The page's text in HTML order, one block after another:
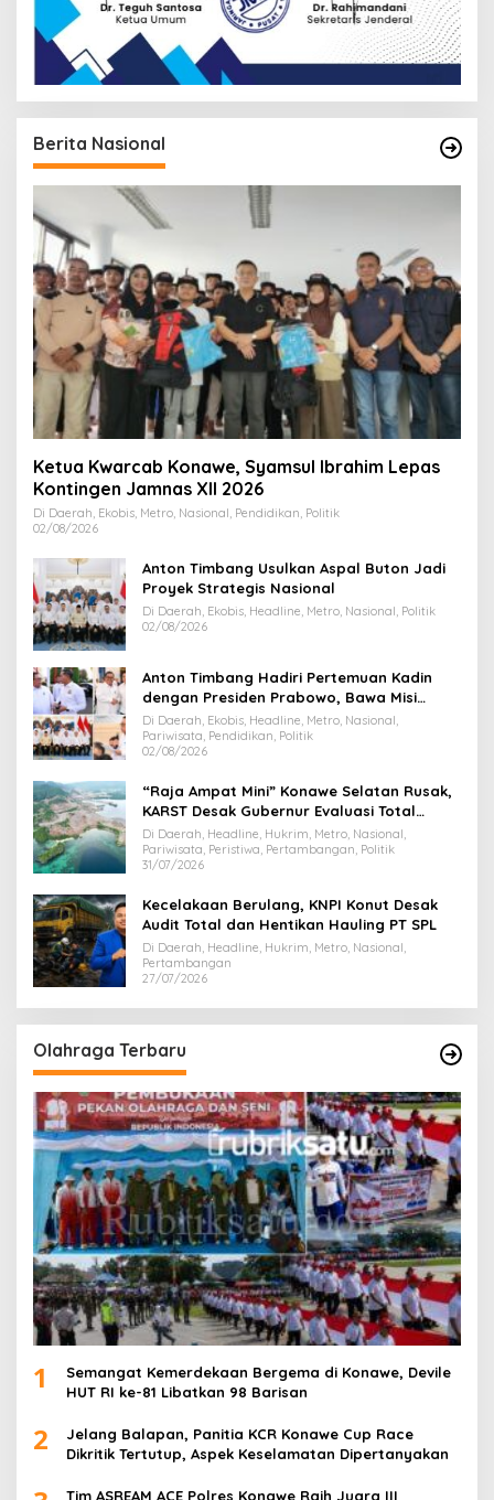
Berita Nasional
Ketua Kwarcab Konawe, Syamsul Ibrahim Lepas
Kontingen Jamnas XII 2026
Di Daerah, Ekobis, Metro, Nasional, Pendidikan, Politik
02/08/2026
Anton Timbang Usulkan Aspal Buton Jadi
Proyek Strategis Nasional
Di Daerah, Ekobis, Headline, Metro, Nasional, Politik
02/08/2026
Anton Timbang Hadiri Pertemuan Kadin
dengan Presiden Prabowo, Bawa Misi
Majukan Ekonomi Sultra
Di Daerah, Ekobis, Headline, Metro, Nasional,
Pariwisata, Pendidikan, Politik
02/08/2026
“Raja Ampat Mini” Konawe Selatan Rusak,
KARST Desak Gubernur Evaluasi Total
Dispar Sultra
Di Daerah, Headline, Hukrim, Metro, Nasional,
Pariwisata, Peristiwa, Pertambangan, Politik
31/07/2026
Kecelakaan Berulang, KNPI Konut Desak
Audit Total dan Hentikan Hauling PT SPL
Di Daerah, Headline, Hukrim, Metro, Nasional,
Pertambangan
27/07/2026
Olahraga Terbaru
1
Semangat Kemerdekaan Bergema di Konawe, Devile
HUT RI ke-81 Libatkan 98 Barisan
2
Jelang Balapan, Panitia KCR Konawe Cup Race
Dikritik Tertutup, Aspek Keselamatan Dipertanyakan
Tim ASREAM ACE Polres Konawe Raih Juara III